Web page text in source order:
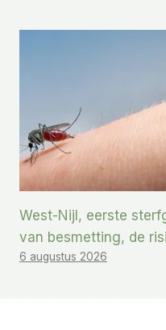
West-Nijl, eerste
van besmetting, de
6 augustus 2026